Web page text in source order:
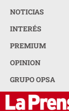
NOTICIAS
INTERÉS
PREMIUM
OPINION
GRUPO OPSA